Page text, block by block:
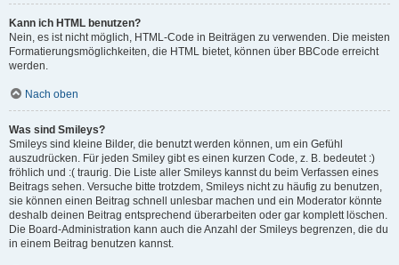
Kann ich HTML benutzen?
Nein, es ist nicht möglich, HTML-Code in Beiträgen zu verwenden. Die meisten
Formatierungsmöglichkeiten, die HTML bietet, können über BBCode erreicht
werden.
Nach oben
Was sind Smileys?
Smileys sind kleine Bilder, die benutzt werden können, um ein Gefühl
auszudrücken. Für jeden Smiley gibt es einen kurzen Code, z. B. bedeutet :)
fröhlich und :( traurig. Die Liste aller Smileys kannst du beim Verfassen eines
Beitrags sehen. Versuche bitte trotzdem, Smileys nicht zu häufig zu benutzen,
sie können einen Beitrag schnell unlesbar machen und ein Moderator könnte
deshalb deinen Beitrag entsprechend überarbeiten oder gar komplett löschen.
Die Board-Administration kann auch die Anzahl der Smileys begrenzen, die du
in einem Beitrag benutzen kannst.